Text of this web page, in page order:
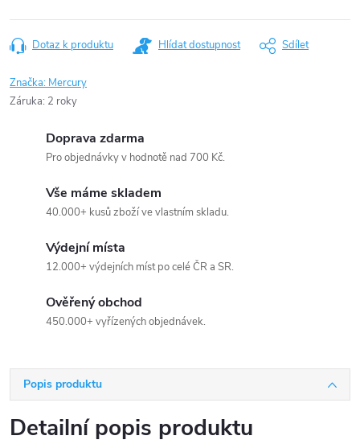
Dotaz k produktu Hlídat dostupnost Sdílet
Značka: Mercury
Záruka: 2 roky
Doprava zdarma
Pro objednávky v hodnotě nad 700 Kč.
Vše máme skladem
40.000+ kusů zboží ve vlastním skladu.
Výdejní místa
12.000+ výdejních míst po celé ČR a SR.
Ověřený obchod
450.000+ vyřízených objednávek.
Popis produktu
Detailní popis produktu